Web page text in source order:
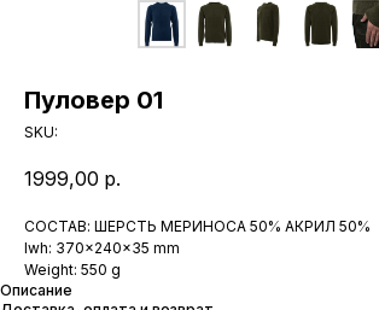
Пуловер 01
SKU:
1999,00 р.
СОСТАВ: ШЕРСТЬ МЕРИНОСА 50% АКРИЛ 50%
lwh: 370x240x35 mm
Weight: 550 g
Описание